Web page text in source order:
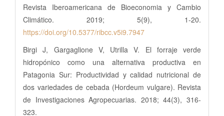
Revista Iberoamericana de Bioeconomia y Cambio
Climático. 2019; 5(9), 1-20.
https://doi.org/10.5377/ribcc.v5i9.7947
Birgi J, Gargaglione V, Utrilla V. El forraje verde
hidropónico como una alternativa productiva en
Patagonia Sur: Productividad y calidad nutricional de
dos variedades de cebada (Hordeum vulgare). Revista
de Investigaciones Agropecuarias. 2018; 44(3), 316-
323.